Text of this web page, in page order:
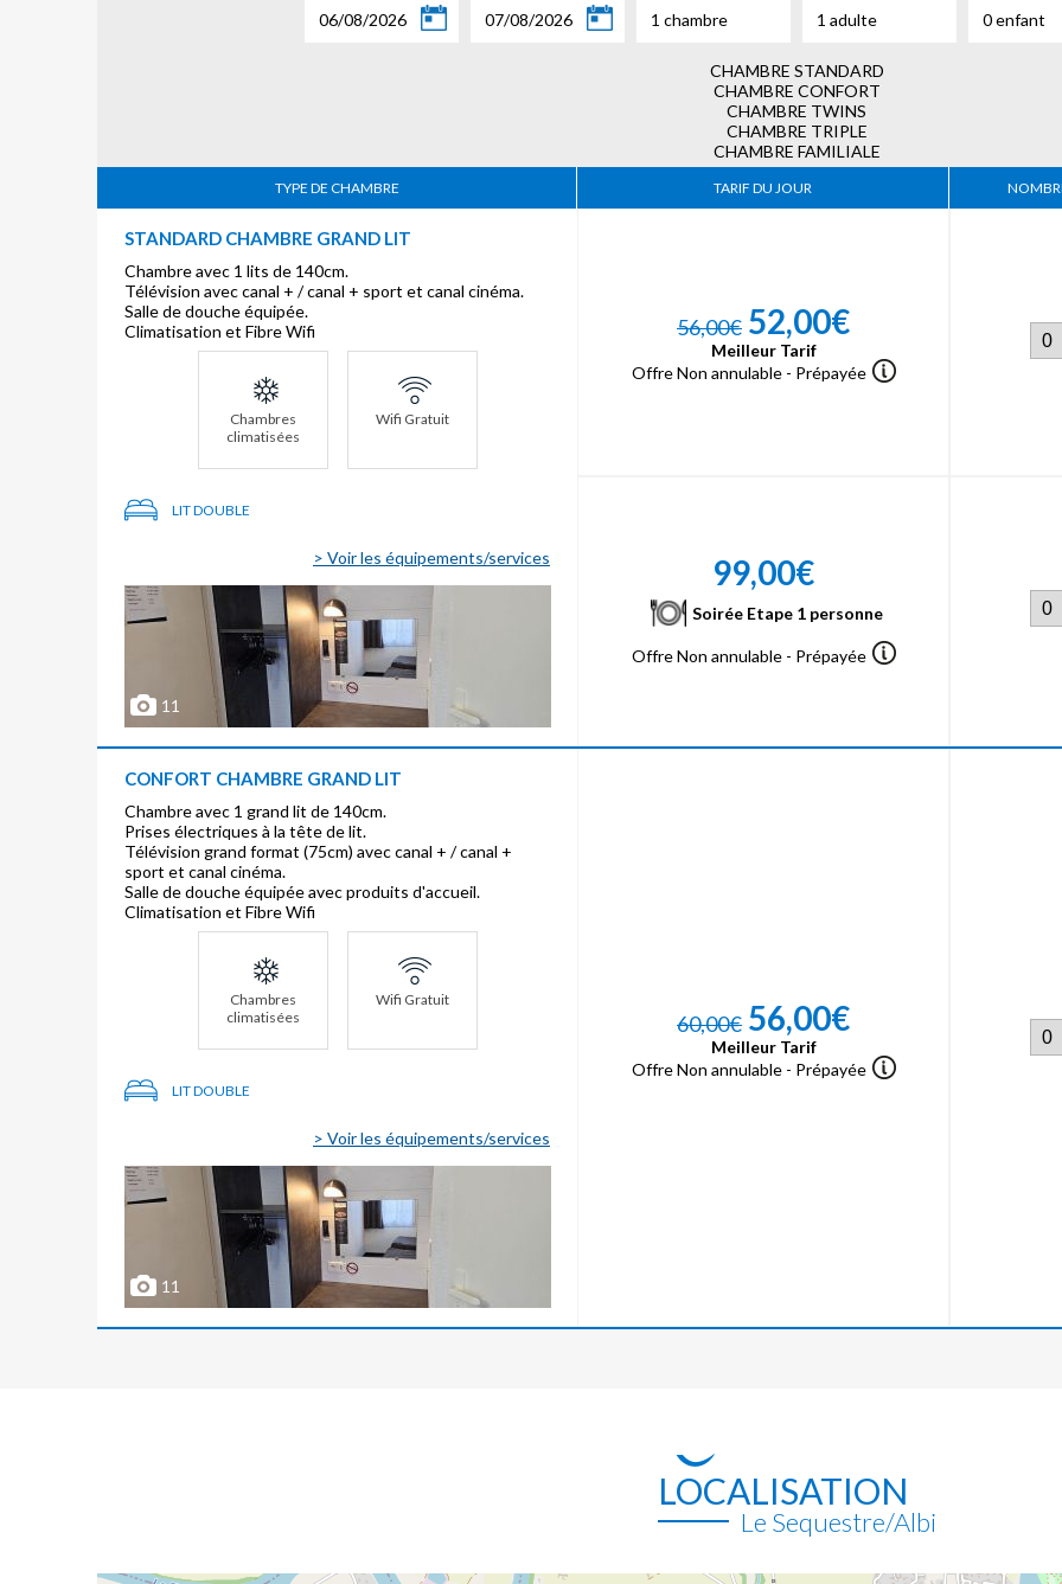
06/08/2026 07/08/2026 1 chambre 1 adulte 0 enfant
CHAMBRE STANDARD
CHAMBRE CONFORT
CHAMBRE TWINS
CHAMBRE TRIPLE
CHAMBRE FAMILIALE
TYPE DE CHAMBRE TARIF DU JOUR
STANDARD CHAMBRE GRAND LIT
Chambre avec 1 lits de 140cm.
Télévision avec canal + / canal + sport et canal cinéma.
Salle de douche équipée.
Climatisation et Fibre Wifi
Chambres
climatisées
Wifi Gratuit
LIT DOUBLE
> Voir les équipements/services
11
56,00€ 52,00€
Meilleur Tarif
Offre Non annulable - Prépayée
99,00€
Soirée Etape 1 personne
Offre Non annulable - Prépayée
CONFORT CHAMBRE GRAND LIT
Chambre avec 1 grand lit de 140cm.
Prises électriques à la tête de lit.
Télévision grand format (75cm) avec canal + / canal +
sport et canal cinéma.
Salle de douche équipée avec produits d'accueil.
Climatisation et Fibre Wifi
Chambres
climatisées
Wifi Gratuit
LIT DOUBLE
> Voir les équipements/services
11
60,00€ 56,00€
Meilleur Tarif
Offre Non annulable - Prépayée
LOCALISATION
Le Sequestre/Albi